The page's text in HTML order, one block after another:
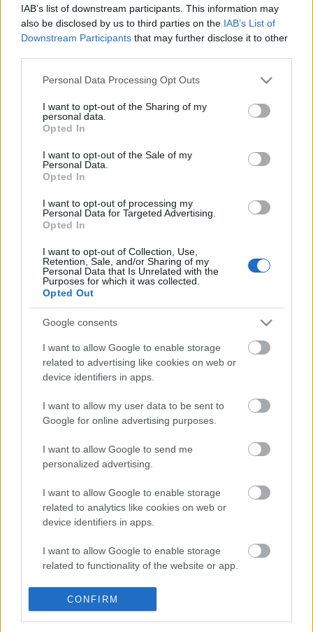
IAB’s list of downstream participants. This information may
also be disclosed by us to third parties on the IAB’s List of
Downstream Participants that may further disclose it to other
Please note that this website/app uses one or more Google
not limited to your visit or usage behaviour. You may click to
grant or deny consent to Google and its third-party tags to
use your data for below specified purposes in below Google
consent section.
Personal Data Processing Opt Outs
I want to opt-out of the Sharing of my
personal data.
Opted In
I want to opt-out of the Sale of my
Personal Data.
Opted In
I want to opt-out of processing my
Personal Data for Targeted Advertising.
Opted In
I want to opt-out of Collection, Use,
Retention, Sale, and/or Sharing of my
Personal Data that Is Unrelated with the
Purposes for which it was collected.
Opted Out
Google consents
I want to allow Google to enable storage
related to advertising like cookies on web or
device identifiers in apps.
I want to allow my user data to be sent to
Google for online advertising purposes.
I want to allow Google to send me
personalized advertising.
I want to allow Google to enable storage
related to analytics like cookies on web or
device identifiers in apps.
I want to allow Google to enable storage
related to functionality of the website or app.
I want to allow Google to enable storage
related to personalization.
CONFIRM
Durvul: kiverték fogát az egyik
jobbikosnak, a másikra fegyvert
fogtak
Mr Flynn Rider• 2018. április 06.
A fideszes plakátrongálók és a jobbikos aktivisták
tegnap is, ma is összebalhéztak. Fegyver is előkerült,
de még nem tudni, hogy kicsoda és miért rántott
pisztolyt a jobbikosokra.
Bayer bocsánatkérése maga is egy
provokáció volt
Mr Flynn Rider• 2017. május 09.
Csodálkoznánk, ha a kávézóba invitált civileket nem
baseball-ütővel és vérben forgó szemekkel várná.